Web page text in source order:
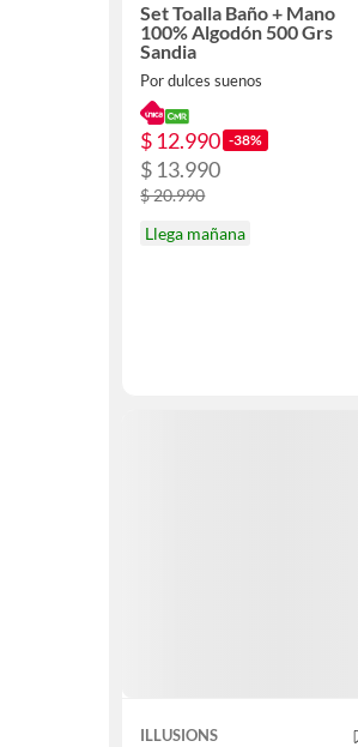
Set Toalla Baño + Mano
100% Algodón 500 Grs
Sandia
Por dulces suenos
$ 12.990 -38%
$ 13.990
$ 20.990
Llega mañana
ILLUSIONS